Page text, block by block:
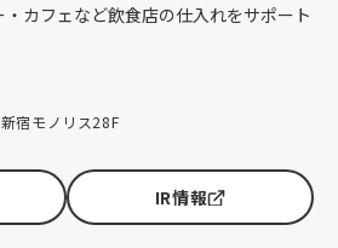
カフェなど飲食店の仕入れをサポート
宿モノリス28F
IR情報